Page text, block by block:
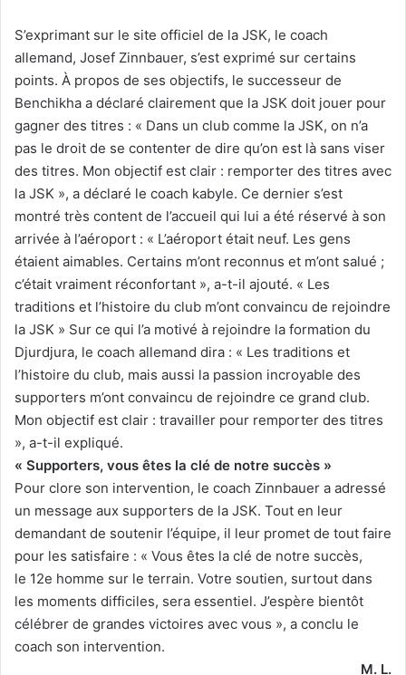
S’exprimant sur le site officiel de la JSK, le coach
allemand, Josef Zinnbauer, s’est exprimé sur certains
points. À propos de ses objectifs, le successeur de
Benchikha a déclaré clairement que la JSK doit jouer pour
gagner des titres : « Dans un club comme la JSK, on n’a
pas le droit de se contenter de dire qu’on est là sans viser
des titres. Mon objectif est clair : remporter des titres avec
la JSK », a déclaré le coach kabyle. Ce dernier s’est
montré très content de l’accueil qui lui a été réservé à son
arrivée à l’aéroport : « L’aéroport était neuf. Les gens
étaient aimables. Certains m’ont reconnus et m’ont salué ;
c’était vraiment réconfortant », a-t-il ajouté. « Les
traditions et l’histoire du club m’ont convaincu de rejoindre
la JSK » Sur ce qui l’a motivé à rejoindre la formation du
Djurdjura, le coach allemand dira : « Les traditions et
l’histoire du club, mais aussi la passion incroyable des
supporters m’ont convaincu de rejoindre ce grand club.
Mon objectif est clair : travailler pour remporter des titres
», a-t-il expliqué.
« Supporters, vous êtes la clé de notre succès »
Pour clore son intervention, le coach Zinnbauer a adressé
un message aux supporters de la JSK. Tout en leur
demandant de soutenir l’équipe, il leur promet de tout faire
pour les satisfaire : « Vous êtes la clé de notre succès,
le 12e homme sur le terrain. Votre soutien, surtout dans
les moments difficiles, sera essentiel. J’espère bientôt
célébrer de grandes victoires avec vous », a conclu le
coach son intervention.
M. L.